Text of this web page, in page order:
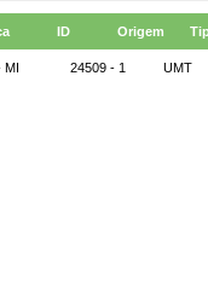
ID Origem
MI 24509 - 1 UMT